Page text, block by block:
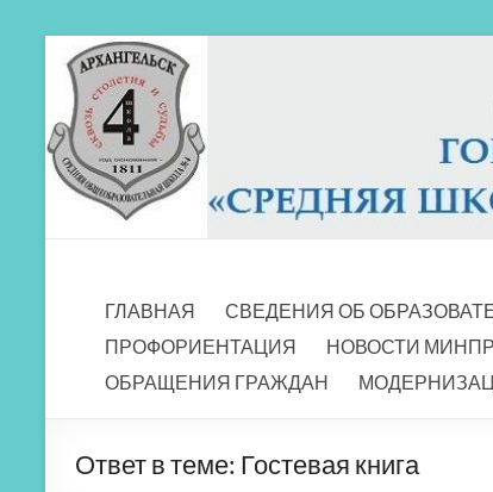
Перейти
содержимому
МБОУ СШ 4
ГЛАВНАЯ
СВЕДЕНИЯ ОБ
ПРОФОРИЕНТАЦИЯ
НОВОСТИ
ОБРАЩЕНИЯ ГРАЖДАН
Ответ в теме: Гостевая книга